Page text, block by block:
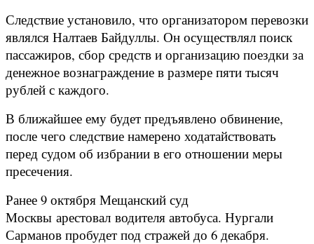
Следствие установило, что организатором перевозки
являлся Налтаев Байдуллы. Он осуществлял поиск
пассажиров, сбор средств и организацию поездки за
денежное вознаграждение в размере пяти тысяч
рублей с каждого.
В ближайшее ему будет предъявлено обвинение,
после чего следствие намерено ходатайствовать
перед судом об избрании в его отношении меры
пресечения.
Ранее 9 октября Мещанский суд
Москвы арестовал водителя автобуса. Нургали
Сарманов пробудет под стражей до 6 декабря.